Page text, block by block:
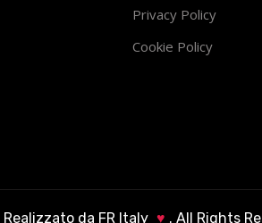
Privacy Policy
Cookie Policy
Realizzato da FR Italy ♥ . All Rights